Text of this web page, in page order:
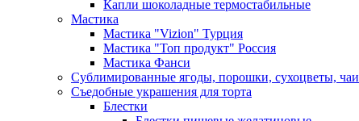
Капли шоколадные термостабильные
Мастика
Мастика "Vizion" Турция
Мастика "Топ продукт" Россия
Мастика Фанси
Сублимированные ягоды, порошки, сухоцветы, чаи
Съедобные украшения для торта
Блестки